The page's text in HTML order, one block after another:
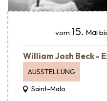
vom 15. Mai
William Josh Beck -
AUSSTELLUNG
Saint-Malo